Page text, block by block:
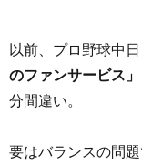
以前、プロ野球中
のファンサービス」
分間違い。
要はバランスの問